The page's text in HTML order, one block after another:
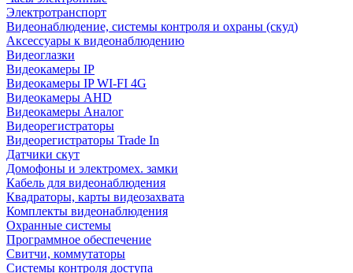
Электротранспорт
Видеонаблюдение, системы контроля и охраны (скуд)
Аксессуары к видеонаблюдению
Видеоглазки
Видеокамеры IP
Видеокамеры IP WI-FI 4G
Видеокамеры AHD
Видеокамеры Аналог
Видеорегистраторы
Видеорегистраторы Trade In
Датчики скут
Домофоны и электромех. замки
Кабель для видеонаблюдения
Квадраторы, карты видеозахвата
Комплекты видеонаблюдения
Охранные системы
Программное обеспечение
Свитчи, коммутаторы
Системы контроля доступа